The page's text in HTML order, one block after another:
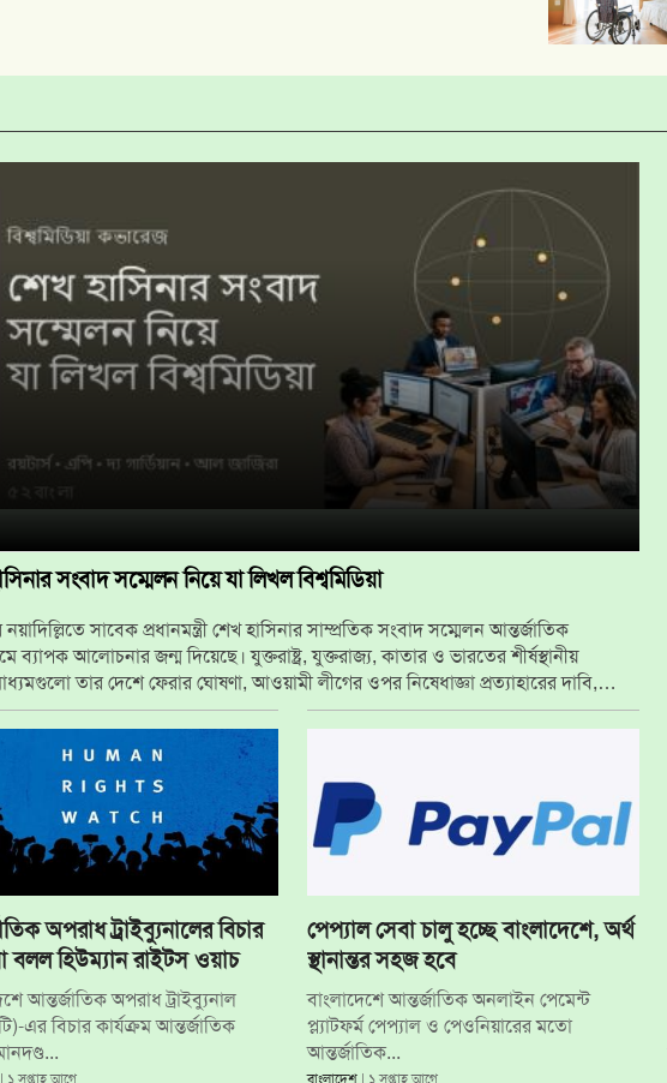
সংবাদ সম্মেলন নিয়ে যা লিখল বিশ্বমিডিয়া
সাবেক প্রধানমন্ত্রী শেখ হাসিনার সাম্প্রতিক সংবাদ সম্মেলন আন্তর্জাতিক
ব্যাপক আলোচনার জন্ম দিয়েছে। যুক্তরাষ্ট্র, যুক্তরাজ্য, কাতার ও ভারতের শীর্ষস্থানীয়
তার দেশে ফেরার ঘোষণা, আওয়ামী লীগের ওপর নিষেধাজ্ঞা প্রত্যাহারের দাবি,
সরকারের প্রতিক্রিয়া এবং ভারত-বাংলাদেশ সম্পর্কের কূটনৈতিক প্রভাবকে...
অপরাধ ট্রাইব্যুনালের বিচার
বলল হিউম্যান রাইটস ওয়াচ
আন্তর্জাতিক অপরাধ ট্রাইব্যুনাল
এর বিচার কার্যক্রম আন্তর্জাতিক
পেপ্যাল সেবা চালু হচ্ছে বাংলাদেশে, অর্থ
স্থানান্তর সহজ হবে
বাংলাদেশে আন্তর্জাতিক অনলাইন পেমেন্ট
প্ল্যাটফর্ম পেপ্যাল ও পেওনিয়ারের মতো
আন্তর্জাতিক...